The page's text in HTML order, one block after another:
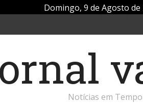
Domingo, 9 de Agosto de
Notícias em